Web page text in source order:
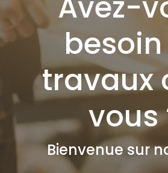
travaux
vous
Bienvenue sur